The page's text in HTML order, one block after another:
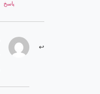
پاسخ